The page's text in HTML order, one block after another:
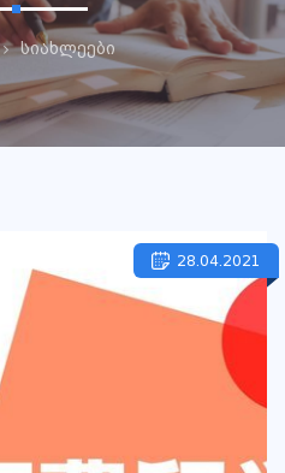
სიახლეები
28.04.2021